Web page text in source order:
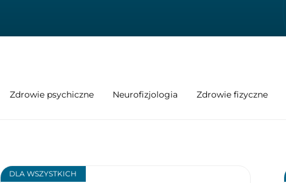
Zdrowie psychiczne Neurofizjologia Zdrowie fizyczne
DLA WSZYSTKICH